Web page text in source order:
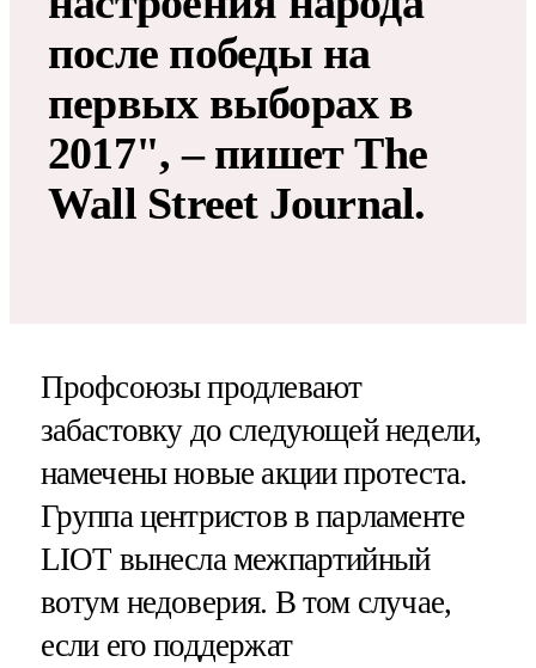
после победы на
первых выборах в
2017", – пишет The
Wall Street Journal.
Профсоюзы продлевают
забастовку до следующей недели,
намечены новые акции протеста.
Группа центристов в парламенте
LIOT вынесла межпартийный
вотум недоверия. В том случае,
если его поддержат